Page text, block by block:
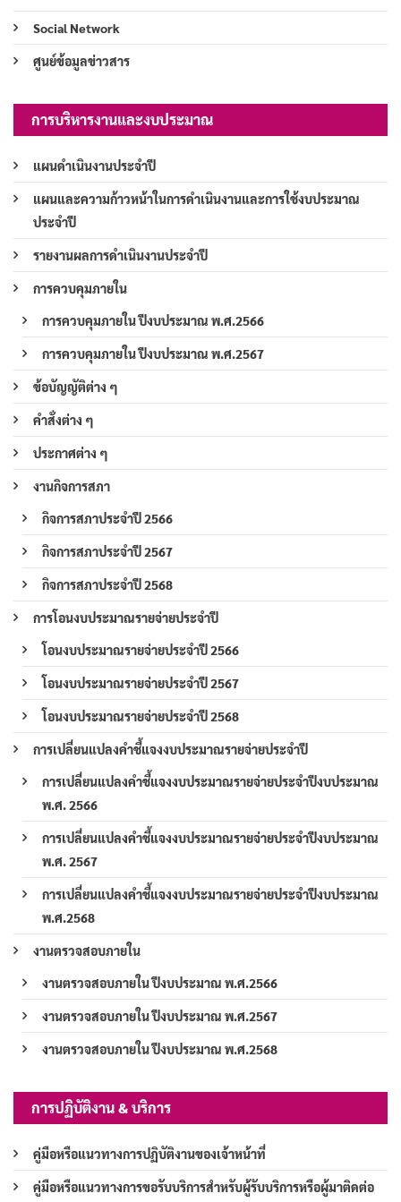
Social Network
ศูนย์ข้อมูลข่าวสาร
การบริหารงานและงบประมาณ
แผนดำเนินงานประจำปี
แผนและความก้าวหน้าในการดำเนินงานและการใช้งบประมาณ
ประจำปี
รายงานผลการดำเนินงานประจำปี
การควบคุมภายใน
การควบคุมภายใน ปีงบประมาณ พ.ศ.2566
การควบคุมภายใน ปีงบประมาณ พ.ศ.2567
ข้อบัญญัติต่าง ๆ
คำสั่งต่าง ๆ
ประกาศต่าง ๆ
งานกิจการสภา
กิจการสภาประจำปี 2566
กิจการสภาประจำปี 2567
กิจการสภาประจำปี 2568
การโอนงบประมาณรายจ่ายประจำปี
โอนงบประมาณรายจ่ายประจำปี 2566
โอนงบประมาณรายจ่ายประจำปี 2567
โอนงบประมาณรายจ่ายประจำปี 2568
การเปลี่ยนแปลงคำชี้แจงงบประมาณรายจ่ายประจำปี
การเปลี่ยนแปลงคำชี้แจงงบประมาณรายจ่ายประจำปีงบประมาณ
พ.ศ. 2566
การเปลี่ยนแปลงคำชี้แจงงบประมาณรายจ่ายประจำปีงบประมาณ
พ.ศ. 2567
การเปลี่ยนแปลงคำชี้แจงงบประมาณรายจ่ายประจำปีงบประมาณ
พ.ศ.2568
งานตรวจสอบภายใน
งานตรวจสอบภายใน ปีงบประมาณ พ.ศ.2566
งานตรวจสอบภายใน ปีงบประมาณ พ.ศ.2567
งานตรวจสอบภายใน ปีงบประมาณ พ.ศ.2568
การปฏิบัติงาน & บริการ
คู่มือหรือแนวทางการปฏิบัติงานของเจ้าหน้าที่
คู่มือหรือแนวทางการขอรับบริการสำหรับผู้รับบริการหรือผู้มาติดต่อ